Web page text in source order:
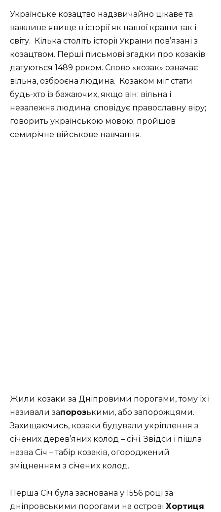
Українське козацтво надзвичайно цікаве та
важливе явище в історії як нашої країни так і
світу. Кілька століть історії України пов’язані з
козацтвом. Перші письмові згадки про козаків
датуються 1489 роком. Слово «козак» означає
вільна, озброєна людина.
Козаком міг стати
будь-хто із бажаючих, якщо він: вільна і
незалежна людина; сповідує православну віру;
говорить українською мовою; пройшов
семирічне військове навчання.
Жили козаки за Дніпровими порогами, тому їх і
називали запорозькими, або запорожцями.
Захищаючись, козаки будували укріплення з
січених дерев’яних колод – січі. Звідси і пішла
назва Січ – табір козаків, огороджений
зміцненням з січених колод.
Перша Січ була заснована у 1556 році за
дніпровськими порогами на острові Хортиця.